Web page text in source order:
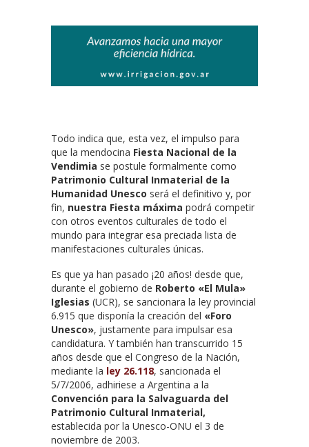
Todo indica que, esta vez, el impulso para
que la mendocina Fiesta Nacional de la
Vendimia se postule formalmente como
Patrimonio Cultural Inmaterial de la
Humanidad Unesco será el definitivo y, por
fin, nuestra Fiesta máxima podrá competir
con otros eventos culturales de todo el
mundo para integrar esa preciada lista de
manifestaciones culturales únicas.
Es que ya han pasado ¡20 años! desde que,
durante el gobierno de Roberto «El Mula»
Iglesias (UCR), se sancionara la ley provincial
6.915 que disponía la creación del «Foro
Unesco», justamente para impulsar esa
candidatura. Y también han transcurrido 15
años desde que el Congreso de la Nación,
mediante la ley 26.118, sancionada el
5/7/2006, adhiriese a Argentina a la
Convención para la Salvaguarda del
Patrimonio Cultural Inmaterial,
establecida por la Unesco-ONU el 3 de
noviembre de 2003.